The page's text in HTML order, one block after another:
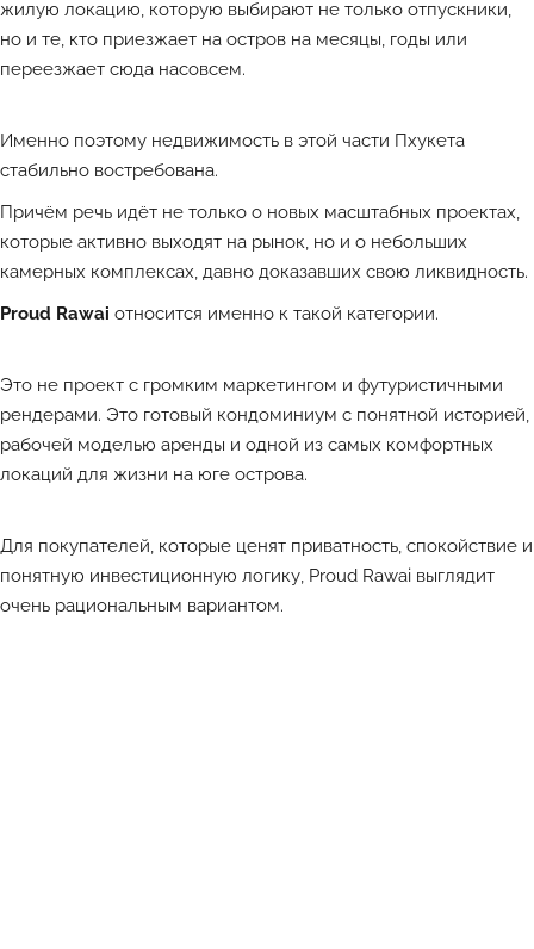
жилую локацию, которую выбирают не только отпускники,
но и те, кто приезжает на остров на месяцы, годы или
переезжает сюда насовсем.
Именно поэтому недвижимость в этой части Пхукета
стабильно востребована.
Причём речь идёт не только о новых масштабных проектах,
которые активно выходят на рынок, но и о небольших
камерных комплексах, давно доказавших свою ликвидность.
Proud Rawai относится именно к такой категории.
Это не проект с громким маркетингом и футуристичными
рендерами. Это готовый кондоминиум с понятной историей,
рабочей моделью аренды и одной из самых комфортных
локаций для жизни на юге острова.
Для покупателей, которые ценят приватность, спокойствие и
понятную инвестиционную логику, Proud Rawai выглядит
очень рациональным вариантом.